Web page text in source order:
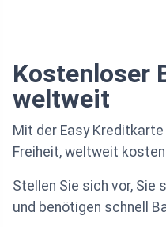
Kostenloser
weltweit
Mit der Easy
Freiheit, weltweit
Stellen Sie sich vor, Sie
und benötigen schnell